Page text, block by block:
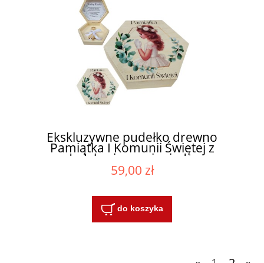
Ekskluzywne pudełko drewno
Pamiątka I Komunii Świętej z
dedykacją na pieniądze
59,00 zł
do koszyka